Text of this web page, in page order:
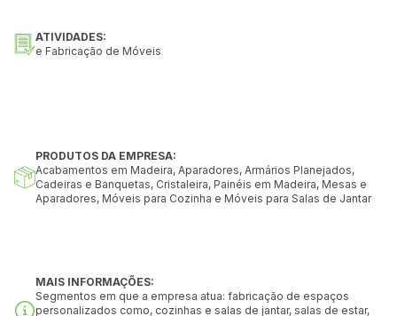
ATIVIDADES:
e Fabricação de Móveis
PRODUTOS DA EMPRESA:
Acabamentos em Madeira, Aparadores, Armários Planejados,
Cadeiras e Banquetas, Cristaleira, Painéis em Madeira, Mesas e
Aparadores, Móveis para Cozinha e Móveis para Salas de Jantar
MAIS INFORMAÇÕES:
Segmentos em que a empresa atua: fabricação de espaços
personalizados como, cozinhas e salas de jantar, salas de estar,